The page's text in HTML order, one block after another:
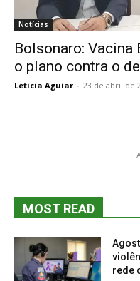
Notícias
Bolsonaro: Vacina
o plano contra o
Leticia Aguiar - 23 de abril de
-
MOST READ
rede